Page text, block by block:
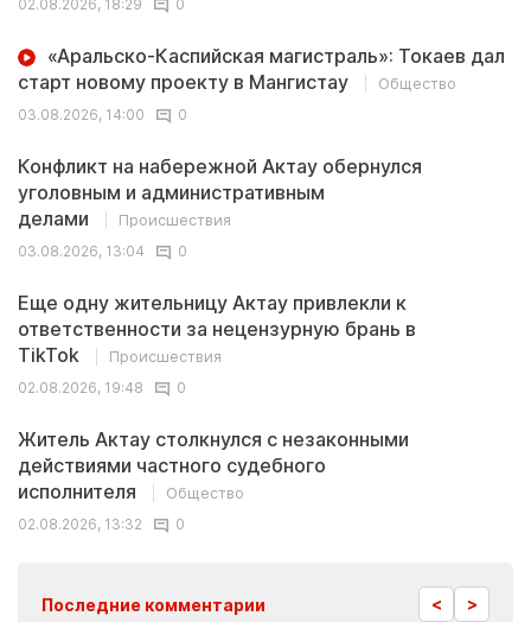
02.08.2026, 18:29
0
«Аральско-Каспийская магистраль»: Токаев дал
старт новому проекту в Мангистау
Общество
03.08.2026, 14:00
0
Конфликт на набережной Актау обернулся
уголовным и административным
делами
Происшествия
03.08.2026, 13:04
0
Еще одну жительницу Актау привлекли к
ответственности за нецензурную брань в
TikTok
Происшествия
02.08.2026, 19:48
0
Житель Актау столкнулся с незаконными
действиями частного судебного
исполнителя
Общество
02.08.2026, 13:32
0
Последние комментарии < >